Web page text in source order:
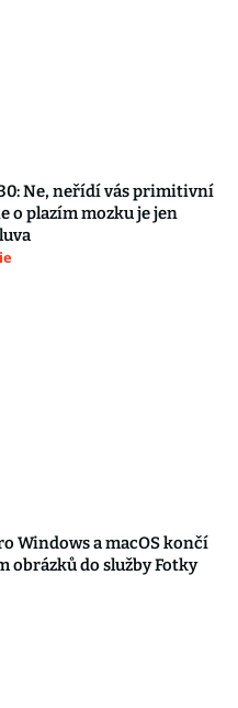
Ne, neřídí vás primitivní
o plazím mozku je jen
Windows a macOS končí
obrázků do služby Fotky